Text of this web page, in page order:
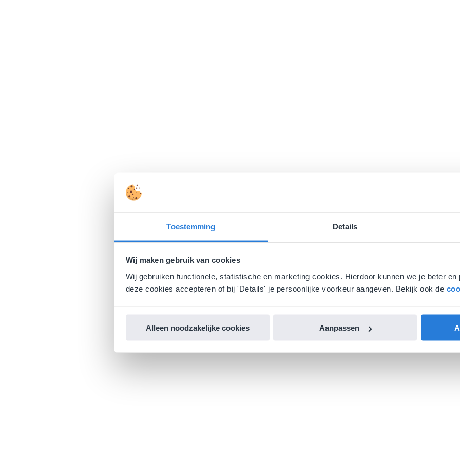
Toestemming Details
Wij maken gebruik van cookies
Wij gebruiken functionele, statistische en marketing cookies. Hierdoor kunnen we je beter
deze cookies accepteren of bij 'Details' je persoonlijke voorkeur aangeven. Bekijk ook de
Alleen noodzakelijke cookies Aanpassen